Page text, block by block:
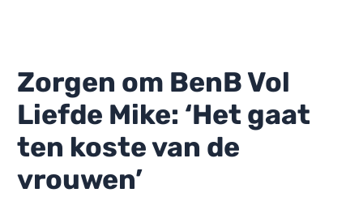
Zorgen om BenB Vol
Liefde Mike: ‘Het gaat
ten koste van de
vrouwen’